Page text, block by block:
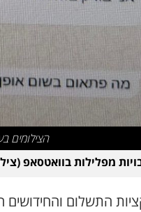
הצילומים בעמוד
מפלילות בוואטסאפ
התשלום והחידושים